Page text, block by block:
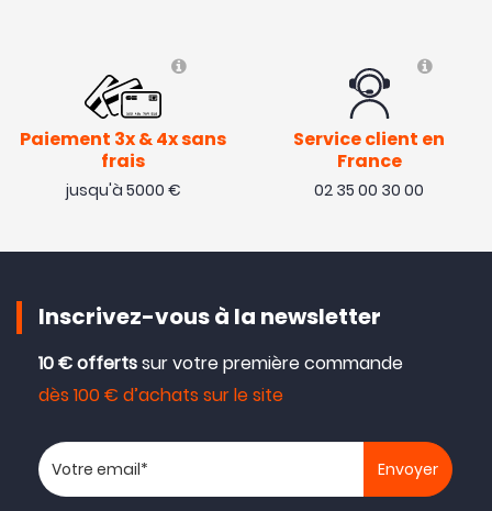
Paiement 3x & 4x sans
frais
jusqu'à 5000 €
Service client en
France
02 35 00 30 00
Inscrivez-vous à la newsletter
10 € offertssur votre première commande
dès 100 € d’achats sur le site
Votre adresse email